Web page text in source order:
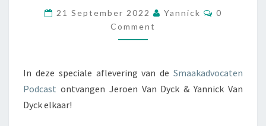
ZIJN
HUN
21 September 2022 Yannick Comments
0
Comment
In deze speciale aflevering van de Smaakadvocaten
Podcast ontvangen Jeroen Van Dyck & Yannick Van
Dyck elkaar!